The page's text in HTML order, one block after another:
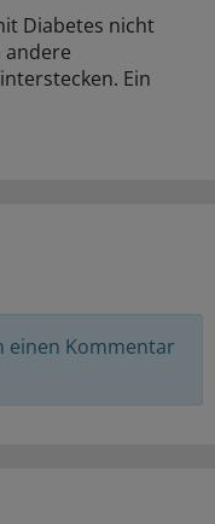
Diabetes nicht
andere
Ein
einen Kommentar